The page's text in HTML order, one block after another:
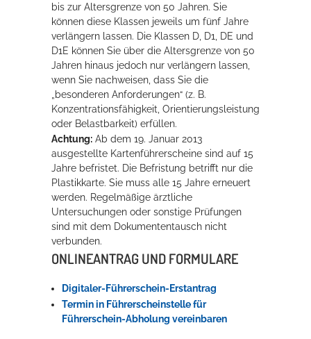
Service
Konzerte, Tagungen und vieles mehr
Die Stadthalle Hockenheim bietet den perfekten Standort für Events
mehr dazu...
Spaß unter prickelnden Wasserfällen, das rauschende Meer im
Wellenbecken oder doch lieber die pure Entspannung auf der
bis zur Altersgrenze von 50 Jahren. Sie
können diese Klassen jeweils um fünf Jahre
verlängern lassen. Die Klassen D, D1, DE und
D1E können Sie über die Altersgrenze von 50
Jahren hinaus jedoch nur verlängern lassen,
wenn Sie nachweisen, dass Sie die
„besonderen Anforderungen“ (z. B.
Konzentrationsfähigkeit, Orientierungsleistung
oder Belastbarkeit) erfüllen.
Achtung: Ab dem 19. Januar 2013
ausgestellte Kartenführerscheine sind auf 15
Jahre befristet. Die Befristung betrifft nur die
Plastikkarte. Sie muss alle 15 Jahre erneuert
werden. Regelmäßige ärztliche
Untersuchungen oder sonstige Prüfungen
sind mit dem Dokumententausch nicht
verbunden.
ONLINEANTRAG UND FORMULARE
Digitaler-Führerschein-Erstantrag
Termin in Führerscheinstelle für
Führerschein-Abholung vereinbaren